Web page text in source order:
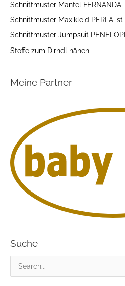
Schnittmuster Mantel FERNANDA
Schnittmuster Maxikleid PERLA ist
Schnittmuster Jumpsuit
Stoffe zum Dirndl nähen
Meine Partner
Suche